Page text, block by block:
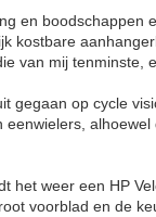
en boodschappen
kostbare
van mij tenminste,
gegaan op cycle
het weer een HP
voorblad en de